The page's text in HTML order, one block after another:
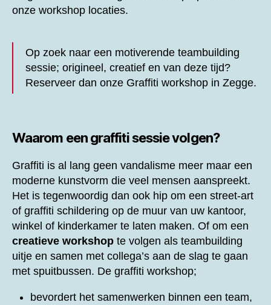
onze workshop locaties.
Op zoek naar een motiverende teambuilding
sessie; origineel, creatief en van deze tijd?
Reserveer dan onze Graffiti workshop in Zegge.
Waarom een graffiti sessie volgen?
Graffiti is al lang geen vandalisme meer maar een
moderne kunstvorm die veel mensen aanspreekt.
Het is tegenwoordig dan ook hip om een street-art
of graffiti schildering op de muur van uw kantoor,
winkel of kinderkamer te laten maken. Of om een
creatieve workshop te volgen als teambuilding
uitje en samen met collega’s aan de slag te gaan
met spuitbussen. De graffiti workshop;
bevordert het samenwerken binnen een team,